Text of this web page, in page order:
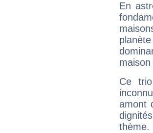
En
Ce
amont
thème.